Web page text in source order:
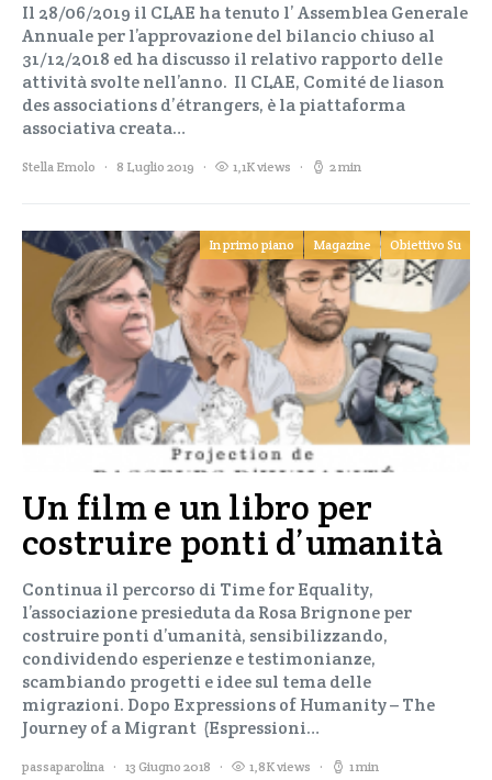
Il 28/06/2019 il CLAE ha tenuto l’ Assemblea Generale
Annuale per l’approvazione del bilancio chiuso al
31/12/2018 ed ha discusso il relativo rapporto delle
attività svolte nell’anno. Il CLAE, Comité de liason
des associations d’étrangers, è la piattaforma
associativa creata…
Stella Emolo 8 Luglio 2019 1,1K views 2 min
In primo piano Magazine Obiettivo Su
Un film e un libro per
costruire ponti d’umanità
Continua il percorso di Time for Equality,
l’associazione presieduta da Rosa Brignone per
costruire ponti d’umanità, sensibilizzando,
condividendo esperienze e testimonianze,
scambiando progetti e idee sul tema delle
migrazioni. Dopo Expressions of Humanity – The
Journey of a Migrant (Espressioni…
passaparolina 13 Giugno 2018 1,8K views 1 min